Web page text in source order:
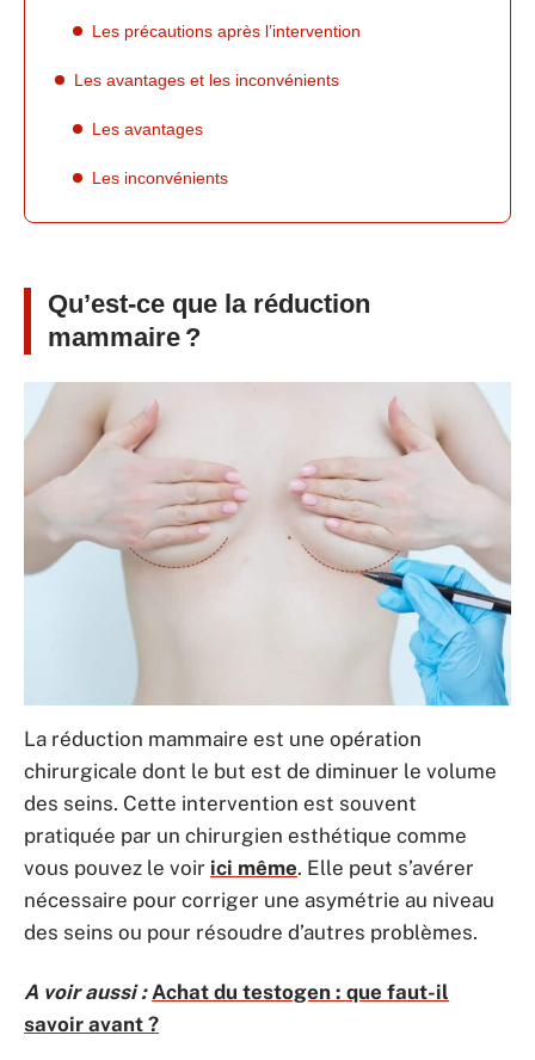
Les précautions après l’intervention
Les avantages et les inconvénients
Les avantages
Les inconvénients
Qu’est-ce que la réduction
mammaire ?
La réduction mammaire est une opération
chirurgicale dont le but est de diminuer le volume
des seins. Cette intervention est souvent
pratiquée par un chirurgien esthétique comme
vous pouvez le voir ici même. Elle peut s’avérer
nécessaire pour corriger une asymétrie au niveau
des seins ou pour résoudre d’autres problèmes.
A voir aussi : Achat du testogen : que faut-il
savoir avant ?